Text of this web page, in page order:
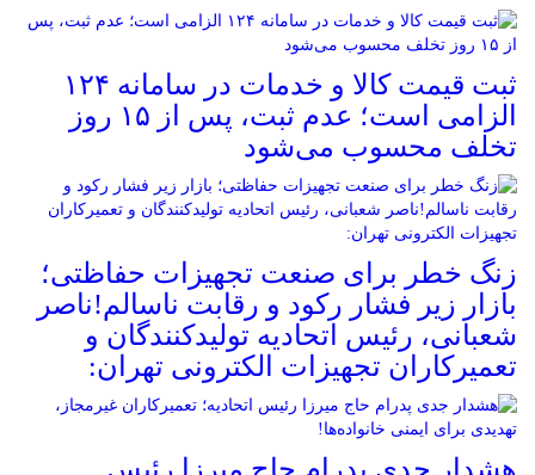
ثبت قیمت کالا و خدمات در سامانه ۱۲۴
الزامی است؛ عدم ثبت، پس از ۱۵ روز
تخلف محسوب می‌شود
زنگ خطر برای صنعت تجهیزات حفاظتی؛
بازار زیر فشار رکود و رقابت ناسالم!ناصر
شعبانی، رئیس اتحادیه تولیدکنندگان و
تعمیرکاران تجهیزات الکترونی تهران: